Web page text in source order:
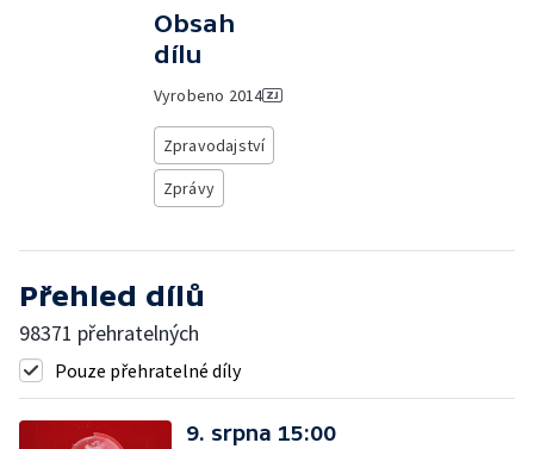
Obsah
dílu
Vyrobeno 2014
Zpravodajství
Zprávy
Přehled dílů
98371 přehratelných
Pouze přehratelné díly
9. srpna 15:00